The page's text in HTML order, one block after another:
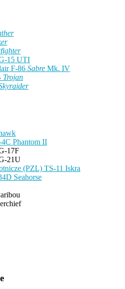
15 UTI
F-86 Sabre Mk. IV
Trojan
Phantom II
17F
21U
(PZL) TS-11 Iskra
Seahorse